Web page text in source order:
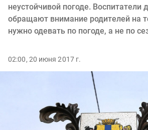
неустойчивой погоде. Воспитатели
обращают внимание родителей на
нужно одевать по погоде, а не по
02:00, 20 июня 2017 г.